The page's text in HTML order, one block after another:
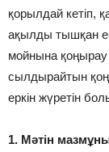
қорылдай кетіп,
ақылды тышқан
мойнына
сылдырайтын
еркін жүретін
1. Мәтін